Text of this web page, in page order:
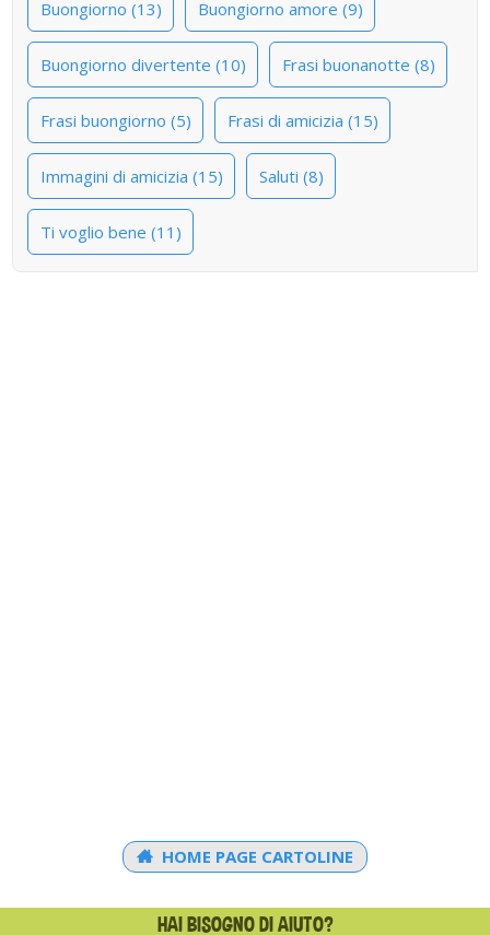
Buongiorno (13) Buongiorno amore (9)
Buongiorno divertente (10) Frasi buonanotte (8)
Frasi buongiorno (5) Frasi di amicizia (15)
Immagini di amicizia (15) Saluti (8)
Ti voglio bene (11)
HOME PAGE CARTOLINE
HAI BISOGNO DI AIUTO?